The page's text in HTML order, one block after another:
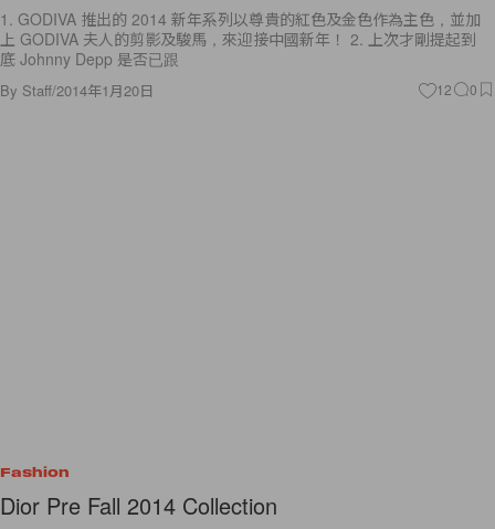
1. GODIVA 推出的 2014 新年系列以尊貴的紅色及金色作為主色，並加
上 GODIVA 夫人的剪影及駿馬，來迎接中國新年！ 2. 上次才剛提起到
底 Johnny Depp 是否已跟
By Staff/2014年1月20日 12 0
Fashion
Dior Pre Fall 2014 Collection